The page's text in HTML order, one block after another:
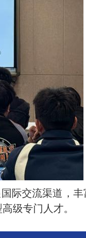
际交流渠道，
级专门人才。